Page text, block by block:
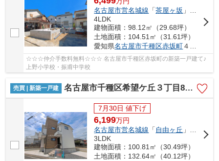
名古屋市営名城線 「茶屋ヶ坂 」駅 徒歩10分
4LDK
建物面積：98.12㎡（29.68坪）
土地面積：104.51㎡（31.61坪）
愛知県名古屋市千種区赤坂町４丁目85-5
☆☆☆仲介手数料無料☆☆☆ 名古屋市千種区赤坂町の新築一戸建て♪
上野小学校・振甫中学校
売買 | 新築一戸建 名古屋市千種区希望ケ丘３丁目8-11【仲介手数料無料】新築一戸建て
7月30日 値下げ
6,199万円
名古屋市営名城線 「 自由ヶ丘 」駅 徒歩11分
3LDK
建物面積：100.81㎡（30.49坪）
土地面積：132.64㎡（40.12坪）